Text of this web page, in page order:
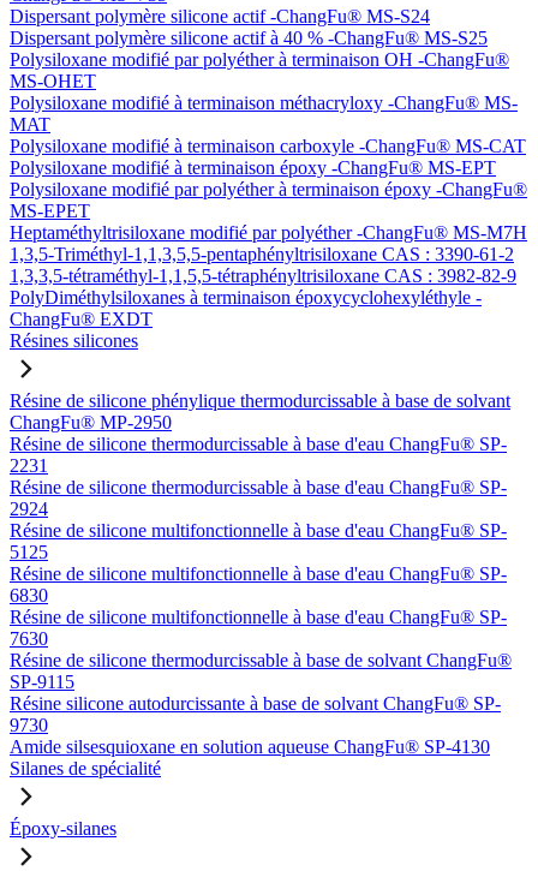
Dispersant polymère silicone actif -ChangFu® MS-S24
Dispersant polymère silicone actif à 40 % -ChangFu® MS-S25
Polysiloxane modifié par polyéther à terminaison OH -ChangFu®
MS-OHET
Polysiloxane modifié à terminaison méthacryloxy -ChangFu® MS-
MAT
Polysiloxane modifié à terminaison carboxyle -ChangFu® MS-CAT
Polysiloxane modifié à terminaison époxy -ChangFu® MS-EPT
Polysiloxane modifié par polyéther à terminaison époxy -ChangFu®
MS-EPET
Heptaméthyltrisiloxane modifié par polyéther -ChangFu® MS-M7H
1,3,5-Triméthyl-1,1,3,5,5-pentaphényltrisiloxane CAS : 3390-61-2
1,3,3,5-tétraméthyl-1,1,5,5-tétraphényltrisiloxane CAS : 3982-82-9
PolyDiméthylsiloxanes à terminaison époxycyclohexyléthyle -
ChangFu® EXDT
Résines silicones
Résine de silicone phénylique thermodurcissable à base de solvant
ChangFu® MP-2950
Résine de silicone thermodurcissable à base d'eau ChangFu® SP-
2231
Résine de silicone thermodurcissable à base d'eau ChangFu® SP-
2924
Résine de silicone multifonctionnelle à base d'eau ChangFu® SP-
5125
Résine de silicone multifonctionnelle à base d'eau ChangFu® SP-
6830
Résine de silicone multifonctionnelle à base d'eau ChangFu® SP-
7630
Résine de silicone thermodurcissable à base de solvant ChangFu®
SP-9115
Résine silicone autodurcissante à base de solvant ChangFu® SP-
9730
Amide silsesquioxane en solution aqueuse ChangFu® SP-4130
Silanes de spécialité
Époxy-silanes